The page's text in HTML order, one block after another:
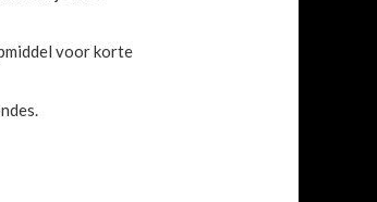
voor korte